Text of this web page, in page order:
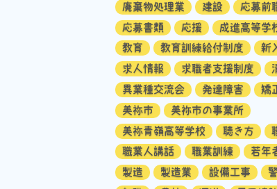
廃棄物処理業
建設
応募前
応募書類
応援 成進高等学
教育
教育訓練給付制度
新
求人情報
求職者支援制度
異業種交流会
発達障害 矯
美祢市
美祢市の事業所
美祢青嶺高等学校
聴き方
職業人講話
職業訓練 若年
製造
製造業 設備工事